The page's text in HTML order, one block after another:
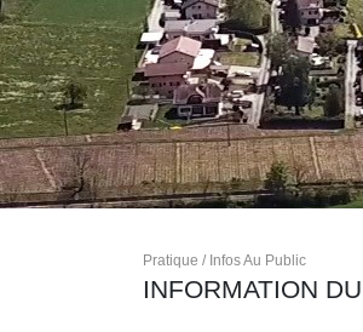
Pratique / Infos Au Public
INFORMATION